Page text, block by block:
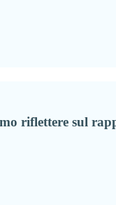
riflettere sul